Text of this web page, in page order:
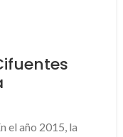
el año 2015, la